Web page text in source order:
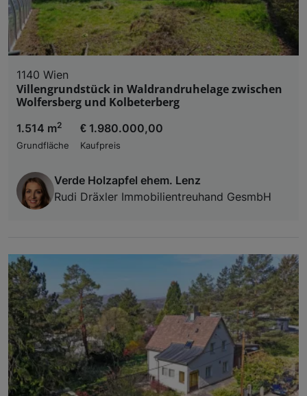
1140 Wien
Villengrundstück in Waldrandruhelage zwischen
Wolfersberg und Kolbeterberg
1.514 m2
Grundfläche
€ 1.980.000,00
Kaufpreis
Verde Holzapfel ehem. Lenz
Rudi Dräxler Immobilientreuhand GesmbH